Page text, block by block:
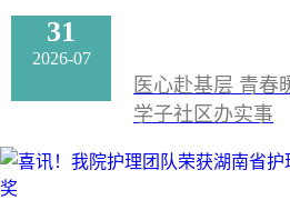
31
2026-07
医心赴基层 青春
学子社区办实事